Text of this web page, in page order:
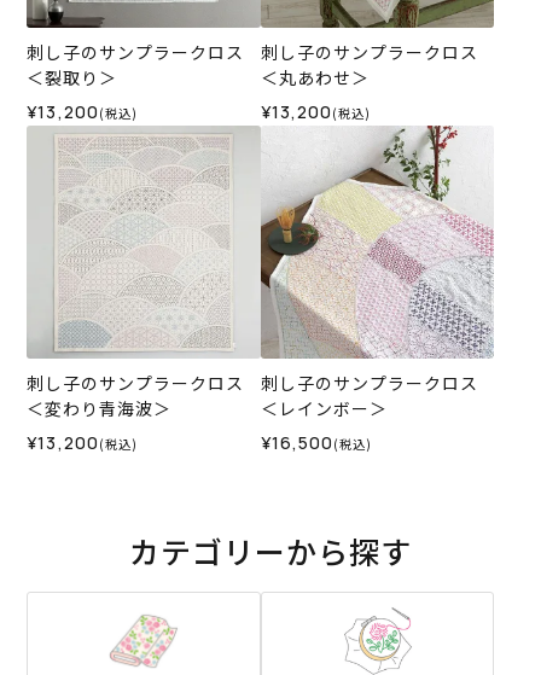
刺し子のサンプラークロス
＜裂取り＞
¥13,200 (税込)
刺し子のサンプラークロス
＜丸あわせ＞
¥13,200 (税込)
刺し子のサンプラークロス
＜変わり青海波＞
¥13,200 (税込)
刺し子のサンプラークロス
＜レインボー＞
¥16,500 (税込)
カテゴリーから探す